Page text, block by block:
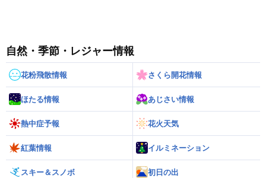
自然・季節・レジャー情報
花粉飛散情報 さくら開花情報
ほたる情報 あじさい情報
熱中症予報 花火天気
紅葉情報 イルミネーション
スキー＆スノボ 初日の出